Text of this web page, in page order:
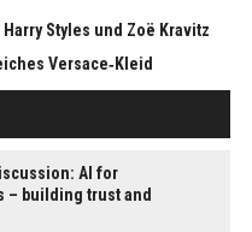
Styles und Zoë Kravitz
Versace‑Kleid
AI for
– building trust and